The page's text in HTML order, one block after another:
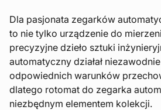
Dla pasjonata zegarków
to nie tylko urządzenie do
precyzyjne dzieło sztuki
automatyczny działał
odpowiednich warunków
dlatego rotomat do zegarka
niezbędnym elementem kolekcji.